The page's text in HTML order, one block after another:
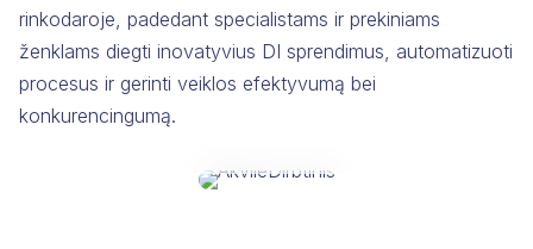
Akvilė Mažuolė
rinkodaroje, padedant specialistams ir prekiniams
ženklams diegti inovatyvius DI sprendimus, automatizuoti
procesus ir gerinti veiklos efektyvumą bei
konkurencingumą.